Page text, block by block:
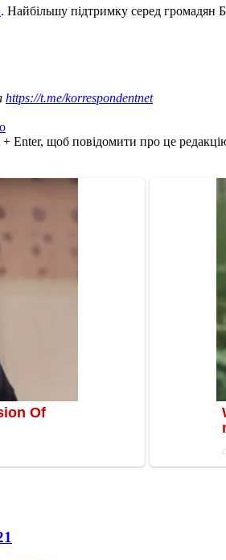
. Найбільшу підтримку серед громадян
https://t.me/korrespondentnet
+ Enter, щоб повідомити про це